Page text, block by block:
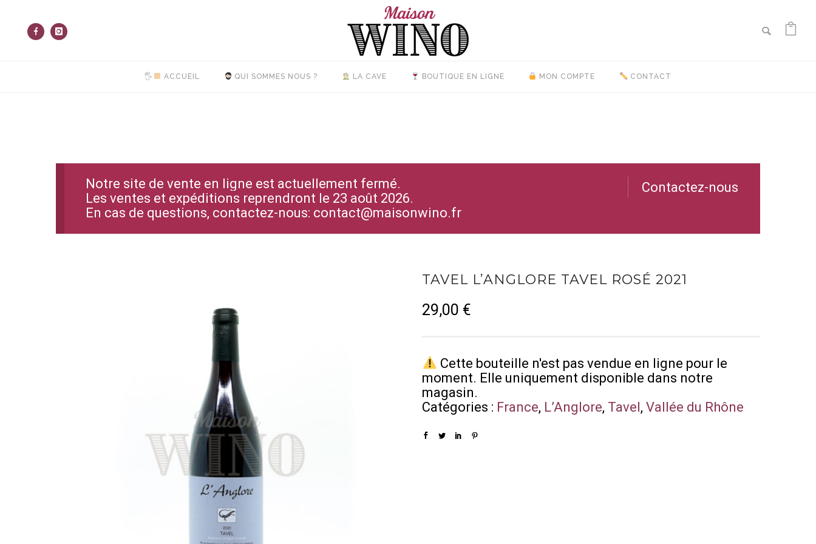
🖐 ACCUEIL QUI SOMMES NOUS ? LA CAVE BOUTIQUE EN LIGNE MON COMPTE CONTACT
Contactez-nous
Notre site de vente en ligne est actuellement fermé.
Les ventes et expéditions reprendront le 23 août 2026.
En cas de questions, contactez-nous: contact@maisonwino.fr
TAVEL L’ANGLORE TAVEL ROSÉ 2021
29,00 €
Cette bouteille n'est pas vendue en ligne pour le
moment. Elle uniquement disponible dans notre
magasin.
Catégories : France, L’Anglore, Tavel,Vallée du Rhône